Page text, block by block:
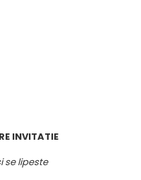
INVITATIE
se lipeste